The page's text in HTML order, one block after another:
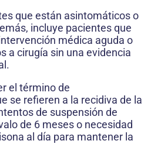
que están asintomáticos o
incluye pacientes que
médica aguda o
a cirugía sin una evidencia
el término de
se refieren a la recidiva de la
de suspensión de
de 6 meses o necesidad
al día para mantener la